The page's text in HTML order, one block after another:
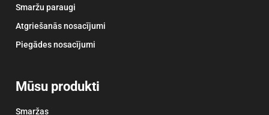
Smaržu paraugi
Atgriešanās nosacījumi
Piegādes nosacījumi
Mūsu produkti
Smaržas